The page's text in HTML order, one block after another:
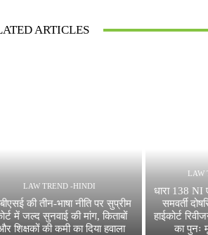
ARTICLES
LAW TREND -HINDI
की तीन-भाषा नीति पर सुप्रीम
में जल्द सुनवाई की मांग, किताबों
शिक्षकों की कमी का दिया हवाला
LAW
धारा 138
समवर्ती
हाईकोर्ट
का पुनः